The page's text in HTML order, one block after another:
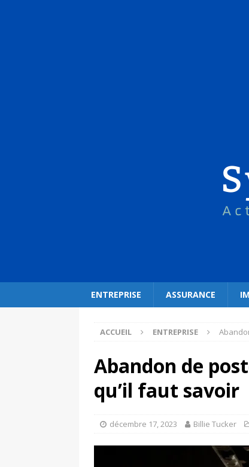
ENTREPRISE ASSURANCE
ACCUEIL ENTREPRISE
Abandon de
qu’il faut savoir
décembre 17, 2023 Billie Tucker